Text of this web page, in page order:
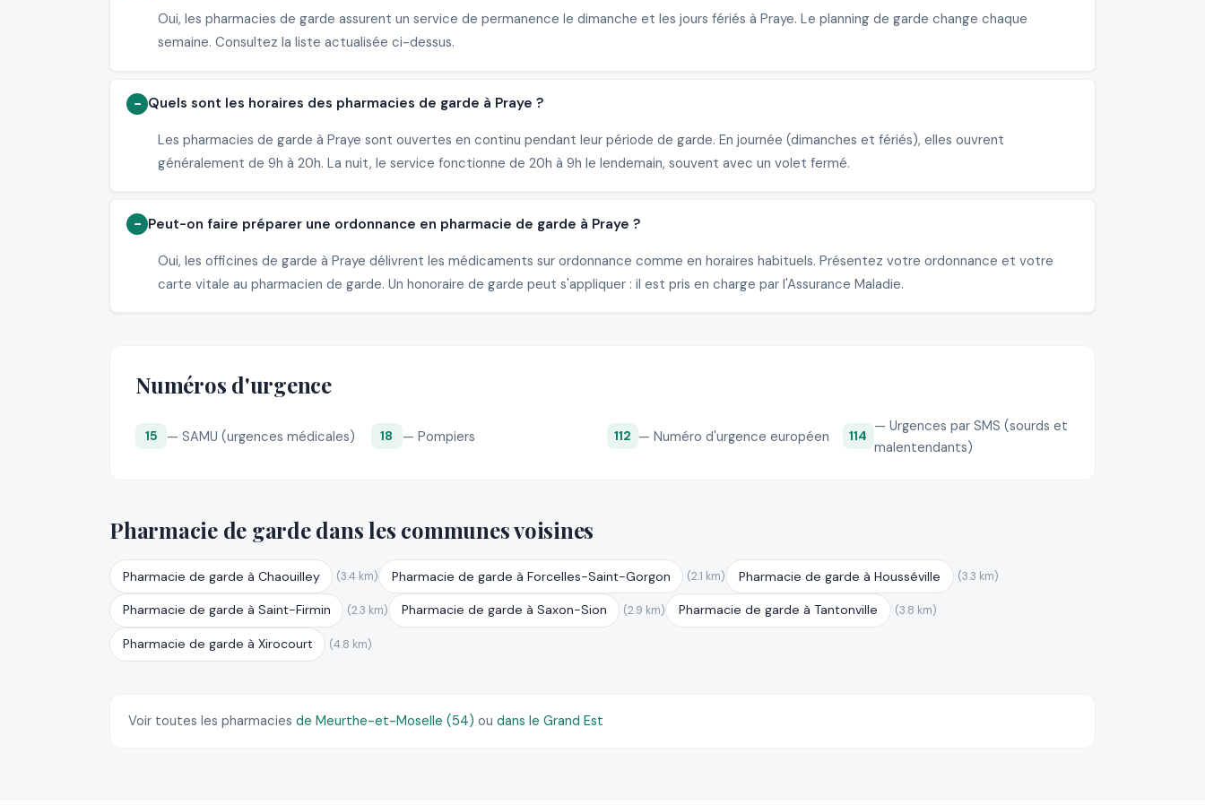
Oui, les pharmacies de garde assurent un service de permanence le dimanche et les jours fériés à Praye. Le planning de garde change chaque
semaine. Consultez la liste actualisée ci-dessus.
Quels sont les horaires des pharmacies de garde à Praye ?
Les pharmacies de garde à Praye sont ouvertes en continu pendant leur période de garde. En journée (dimanches et fériés), elles ouvrent
généralement de 9h à 20h. La nuit, le service fonctionne de 20h à 9h le lendemain, souvent avec un volet fermé.
Peut-on faire préparer une ordonnance en pharmacie de garde à Praye ?
Oui, les officines de garde à Praye délivrent les médicaments sur ordonnance comme en horaires habituels. Présentez votre ordonnance et votre
carte vitale au pharmacien de garde. Un honoraire de garde peut s'appliquer : il est pris en charge par l'Assurance Maladie.
Numéros d'urgence
15 — SAMU (urgences médicales) 18 — Pompiers 112 — Numéro d'urgence européen 114
— Urgences par SMS (sourds et
malentendants)
Pharmacie de garde dans les communes voisines
Pharmacie de garde à Chaouilley (3.4 km) Pharmacie de garde à Forcelles-Saint-Gorgon (2.1 km) Pharmacie de garde à Housséville (3.3 km)
Pharmacie de garde à Saint-Firmin (2.3 km) Pharmacie de garde à Saxon-Sion (2.9 km) Pharmacie de garde à Tantonville (3.8 km)
Pharmacie de garde à Xirocourt (4.8 km)
Voir toutes les pharmacies de Meurthe-et-Moselle (54) ou dans le Grand Est